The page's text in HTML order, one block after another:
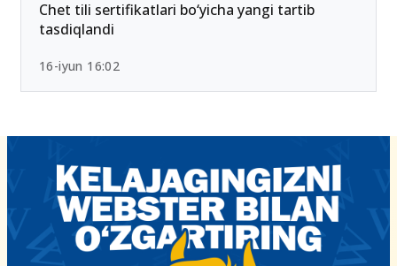
26-iyun 10:01
Chet tili sertifikatlari bo‘yicha yangi tartib
tasdiqlandi